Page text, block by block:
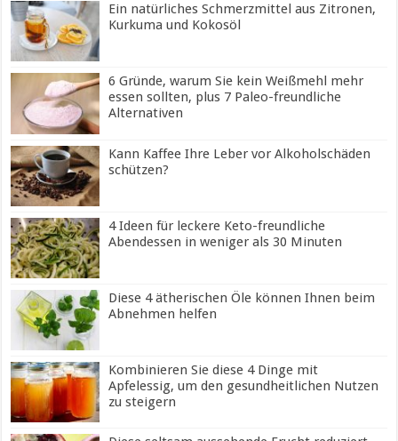
Ein natürliches Schmerzmittel aus Zitronen,
Kurkuma und Kokosöl
6 Gründe, warum Sie kein Weißmehl mehr
essen sollten, plus 7 Paleo-freundliche
Alternativen
Kann Kaffee Ihre Leber vor Alkoholschäden
schützen?
4 Ideen für leckere Keto-freundliche
Abendessen in weniger als 30 Minuten
Diese 4 ätherischen Öle können Ihnen beim
Abnehmen helfen
Kombinieren Sie diese 4 Dinge mit
Apfelessig, um den gesundheitlichen Nutzen
zu steigern